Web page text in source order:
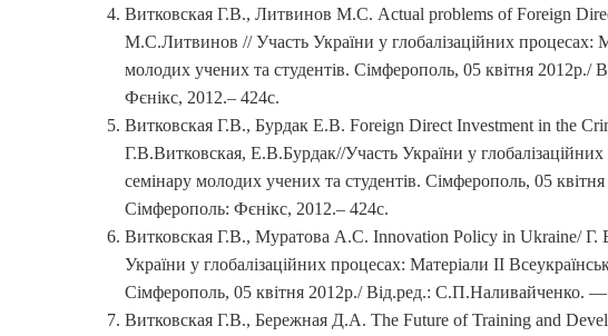
Витковская Г.В., Литвинов М.С. Actual problems of Foreign
М.С.Литвинов // Участь України у глобалізаційних процесах:
молодих учених та студентів. Сімферополь, 05 квітня
Фєнікс, 2012.– 424с.
Витковская Г.В., Бурдак Е.В. Foreign Direct Investment in the
Г.В.Витковская, Е.В.Бурдак//Участь України у
семінару молодих учених та студентів. Сімферополь, 05
Сімферополь: Фєнікс, 2012.– 424с.
Витковская Г.В., Муратова А.С. Innovation Policy in Ukraine/
України у глобалізаційних процесах: Матеріали II
Сімферополь, 05 квітня 2012р./ Від.ред.: С.П.Наливайченко.
Витковская Г.В., Бережная Д.А. The Future of Training and